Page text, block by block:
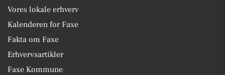
Vores lokale erhverv
Kalenderen for Faxe
Fakta om Faxe
Erhvervsartikler
Faxe Kommune